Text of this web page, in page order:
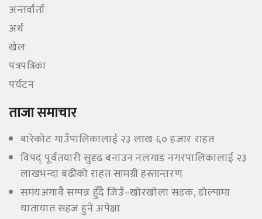
अन्तर्वार्ता
अर्थ
खेल
पत्रपत्रिका
पर्यटन
ताजा समाचार
बारेकोट गाउँपालिकालाई २३ लाख ६० हजार राहत
विपद् पूर्वतयारी सुदृढ बनाउन नलगाड नगरपालिकालाई २३
लाखभन्दा बढीको राहत सामग्री हस्तान्तरण
समयअगावै सम्पन्न हुँदै जिउँ–खोरखोला सडक, डोल्पामा
यातायात सहज हुने अपेक्षा